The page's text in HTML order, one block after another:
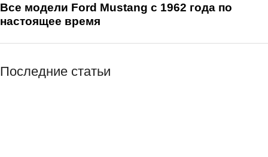
Все модели Ford Mustang с 1962 года по
настоящее время
Последние статьи